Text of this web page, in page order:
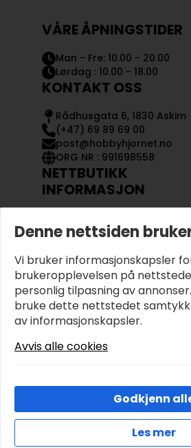
VÅRE ÅPNINGSTIDER
Man - Fre: 10.00 - 20.00
Lørdag : 10.00 - 18.00
KONTAKT OSS
Rådhusgata 6, 1830 Askim
(+47) 69 89 69 00
post@hobbyhjornet.no
ORG NR : 991698558
NETTBUTIKK
INFORMASJON
OM OSS
KJØPSVILKÅR OG
PERSONVERN
© 2026 Hobbyhjornet.no –
Denne nettsiden
Vi bruker informasjonskapsler
brukeropplevelsen på
personlig tilpasning av
bruke dette nettstedet
av informasjonskapsler.
Avvis alle cookies
Les mer
Godkjenn